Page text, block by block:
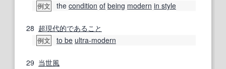
例文 the condition of being modern in style
28 超現代的であること
例文 to be ultra-modern
29 当世風